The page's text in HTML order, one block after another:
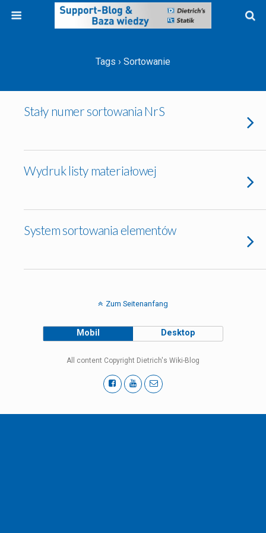
Tags › Sortowanie
Stały numer sortowania NrS
Wydruk listy materiałowej
System sortowania elementów
Zum Seitenanfang
Mobil Desktop
All content Copyright Dietrich's Wiki-Blog